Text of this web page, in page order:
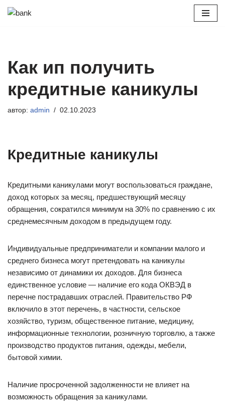
Как ип получить
кредитные каникулы
автор: admin 02.10.2023
Кредитные каникулы
Кредитными каникулами могут воспользоваться граждане,
доход которых за месяц, предшествующий месяцу
обращения, сократился минимум на 30% по сравнению с их
среднемесячным доходом в предыдущем году.
Индивидуальные предприниматели и компании малого и
среднего бизнеса могут претендовать на каникулы
независимо от динамики их доходов. Для бизнеса
единственное условие — наличие его кода ОКВЭД в
перечне пострадавших отраслей. Правительство РФ
включило в этот перечень, в частности, сельское
хозяйство, туризм, общественное питание, медицину,
информационные технологии, розничную торговлю, а также
производство продуктов питания, одежды, мебели,
бытовой химии.
Наличие просроченной задолженности не влияет на
возможность обращения за каникулами.